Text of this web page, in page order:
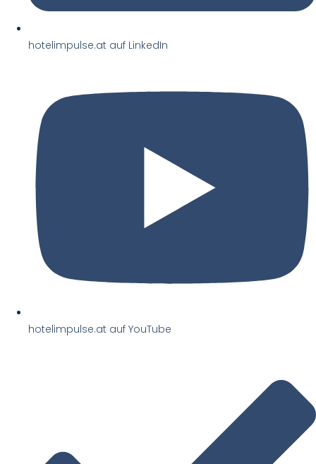
hotelimpulse.at auf LinkedIn
hotelimpulse.at auf YouTube